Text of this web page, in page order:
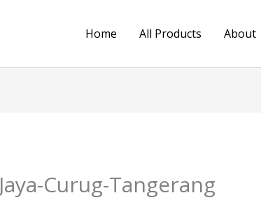
Home All Products About
Curug-Tangerang